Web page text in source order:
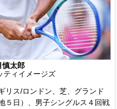
慎太郎
ティイメージズ
リス/ロンドン、芝、グランド
５日）、男子シングルス４回戦